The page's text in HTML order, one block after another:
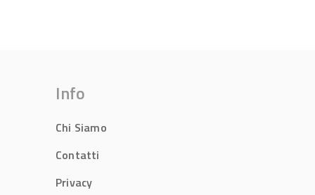
Info
Chi Siamo
Contatti
Privacy